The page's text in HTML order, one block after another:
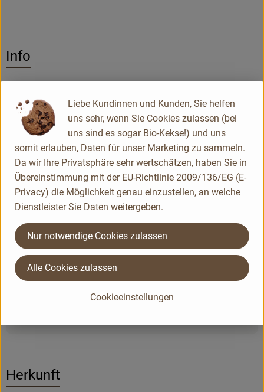
Info
Naturata Kakaos stammen von verschiedenen Fairtrade-
Projekten in Mittel- und Südamerika. Aufgrund des geringen
Kakaobutter-Anteils (11 %) besticht der stark entölte Kakao
mit einer kräftig-herben, Kakao-Note. Naturbelassen.
Produktinformationen
Zutaten
Nährwert-Info
Herkunft
Liebe Kundinnen und Kunden, Sie helfen
uns sehr, wenn Sie Cookies zulassen (bei
uns sind es sogar Bio-Kekse!) und uns
somit erlauben, Daten für unser Marketing zu sammeln.
Da wir Ihre Privatsphäre sehr wertschätzen, haben Sie in
Übereinstimmung mit der EU-Richtlinie 2009/136/EG (E-
Privacy) die Möglichkeit genau einzustellen, an welche
Dienstleister Sie Daten weitergeben.
Cookieeinstellungen
Nur notwendige Cookies zulassen
Alle Cookies zulassen